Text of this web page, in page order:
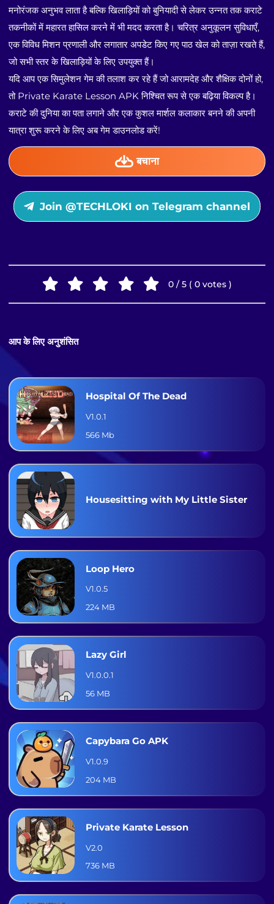
मनोरंजक अनुभव लाता है बल्कि खिलाड़ियों को बुनियादी से लेकर उन्नत तक कराटे
तकनीकों में महारत हासिल करने में भी मदद करता है। चरित्र अनुकूलन सुविधाएँ,
एक विविध मिशन प्रणाली और लगातार अपडेट किए गए पाठ खेल को ताज़ा रखते हैं,
जो सभी स्तर के खिलाड़ियों के लिए उपयुक्त हैं।
यदि आप एक सिमुलेशन गेम की तलाश कर रहे हैं जो आरामदेह और शैक्षिक दोनों हो,
तो Private Karate Lesson APK निश्चित रूप से एक बढ़िया विकल्प है।
कराटे की दुनिया का पता लगाने और एक कुशल मार्शल कलाकार बनने की अपनी
यात्रा शुरू करने के लिए अब गेम डाउनलोड करें!
बचाना
Join @TECHLOKI on Telegram channel
0 / 5 ( 0 votes )
आप के लिए अनुशंसित
Hospital Of The Dead
V1.0.1
566 Mb
Housesitting with My Little Sister
Loop Hero
V1.0.5
224 MB
Lazy Girl
V1.0.0.1
56 MB
Capybara Go APK
V1.0.9
204 MB
Private Karate Lesson
V2.0
736 MB